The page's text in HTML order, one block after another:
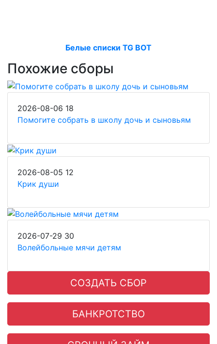
Белые списки TG BOT
Похожие сборы
2026-08-06 18
Помогите собрать в школу дочь и сыновьям
2026-08-05 12
Крик души
2026-07-29 30
Волейбольные мячи детям
СОЗДАТЬ СБОР
БАНКРОТСТВО